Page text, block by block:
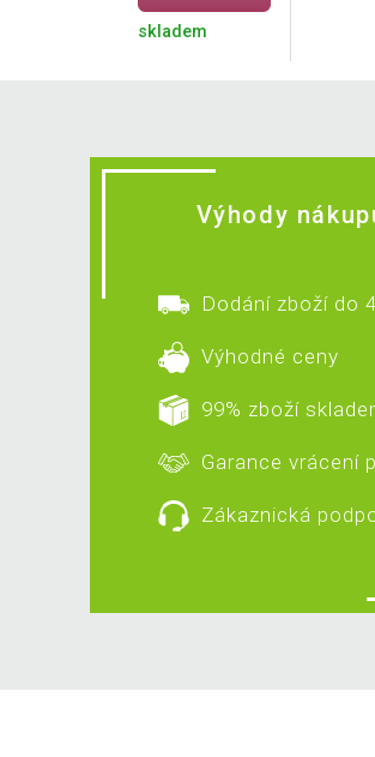
skladem
Výhody
Dodání zboží do
Výhodné ceny
99% zboží
Garance vrácení
Zákaznická